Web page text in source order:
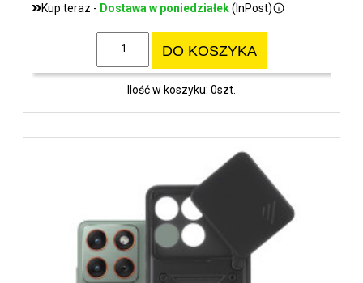
Kup teraz - Dostawa w poniedziałek(InPost)
DO KOSZYKA
Ilość w koszyku: 0szt.